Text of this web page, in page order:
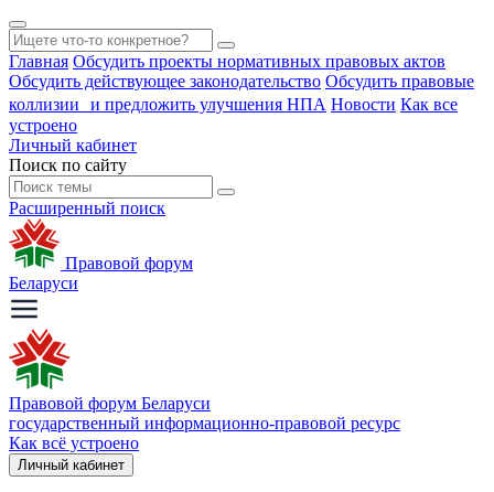
Главная Обсудить проекты нормативных правовых актов
Обсудить действующее законодательство Обсудить правовые
коллизии и предложить улучшения НПА Новости Как все
устроено
Личный кабинет
Поиск по сайту
Расширенный поиск
Правовой форум
Беларуси
Правовой форум Беларуси
государственный информационно-правовой ресурс
Как всё устроено
Личный кабинет